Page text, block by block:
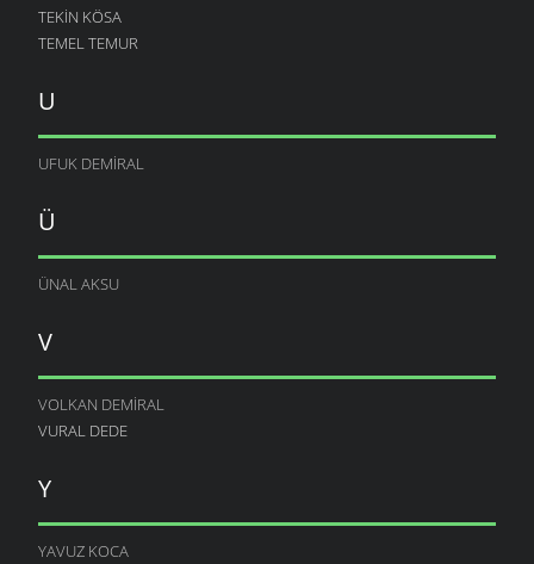
TEKIN KÖSA
TEMEL TEMUR
U
UFUK DEMIRAL
Ü
ÜNAL AKSU
V
VOLKAN DEMIRAL
VURAL DEDE
Y
YAVUZ KOCA